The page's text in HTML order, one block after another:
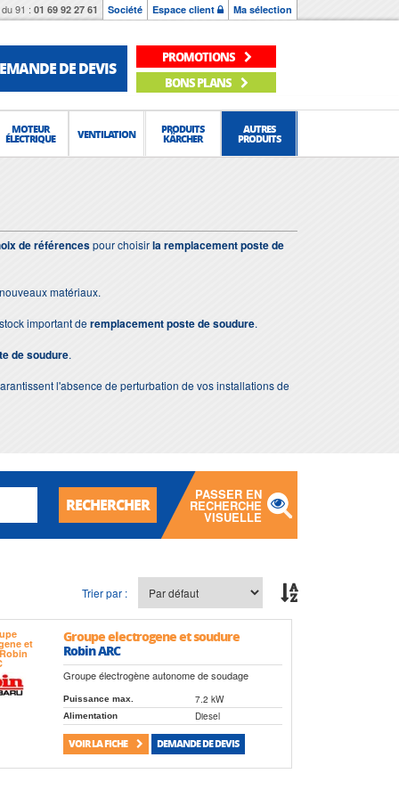
91 : 01 69 92 27 61 Société Espace client Ma sélection
DE DEVIS
PROMOTIONS
BONS PLANS
MOTEUR
ÉLECTRIQUE VENTILATION PRODUITS
KÄRCHER
AUTRES
PRODUITS
de référencespour choisirla remplacement poste de
matériaux.
important deremplacement poste de soudure.
de soudure.
l'absence de perturbation de vos installations de
RECHERCHER
PASSER EN
RECHERCHE
VISUELLE
Trier par :
Groupe electrogene et soudure
Robin ARC
Groupe électrogène autonome de soudage
Puissance max. 7.2 kW
Alimentation Diesel
VOIR LA FICHE DEMANDE DE DEVIS